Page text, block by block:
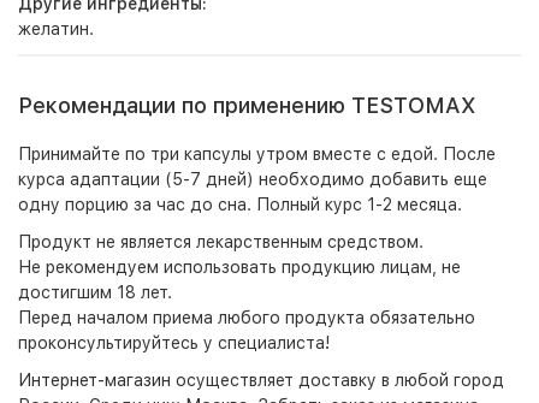
желатин.
Рекомендации по применению TESTOMAX
Принимайте по три капсулы утром вместе с едой. После
курса адаптации (5-7 дней) необходимо добавить еще
одну порцию за час до сна. Полный курс 1-2 месяца.
Продукт не является лекарственным средством.
Не рекомендуем использовать продукцию лицам, не
достигшим 18 лет.
Перед началом приема любого продукта обязательно
проконсультируйтесь у специалиста!
Интернет-магазин осуществляет доставку в любой город